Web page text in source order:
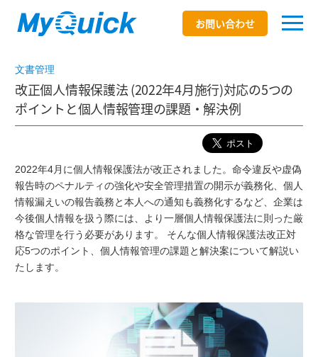
お問い合わせ
文書管理
改正個人情報保護法 (2022年4月施行)対応の5つの
ポイントと個人情報管理の課題・解決例
2022年4月に個人情報保護法が改正されました。命令違反や虚偽
報告時のペナルティの強化や安全管理措置の開示が義務化、個人
情報漏えいの報告義務と本人への通知も義務化するなど、企業は
今後個人情報を扱う際には、より一層個人情報保護法に則った厳
格な管理を行う必要があります。 そんな個人情報保護法改正対
応5つのポイント、個人情報管理の課題と解決案について解説い
たします。